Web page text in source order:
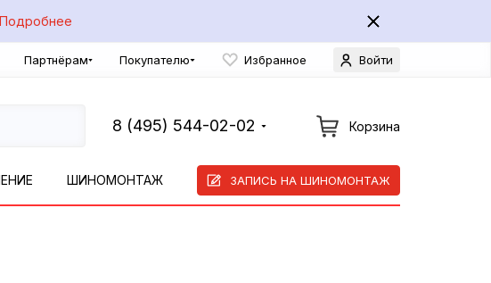
Подробнее
Партнёрам Покупателю Избранное Войти
8 (495) 544-02-02 Корзина
ШИНОМОНТАЖ ЗАПИСЬ НА ШИНОМОНТАЖ